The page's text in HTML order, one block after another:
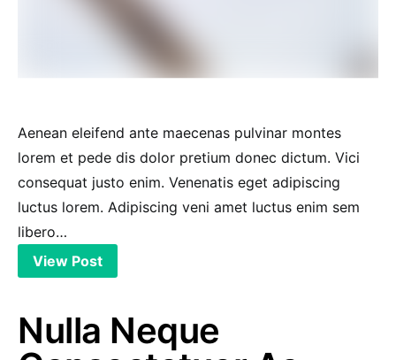
Aenean eleifend ante maecenas pulvinar montes
lorem et pede dis dolor pretium donec dictum. Vici
consequat justo enim. Venenatis eget adipiscing
luctus lorem. Adipiscing veni amet luctus enim sem
libero…
View Post
Nulla Neque